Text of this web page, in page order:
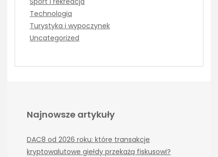
Technologia
Turystyka i wypoczynek
Uncategorized
Najnowsze artykuły
DAC8 od 2026 roku: które transakcje
kryptowalutowe giełdy przekażą fiskusowi?